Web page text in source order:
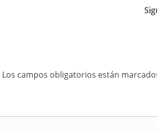
Los campos obligatorios están